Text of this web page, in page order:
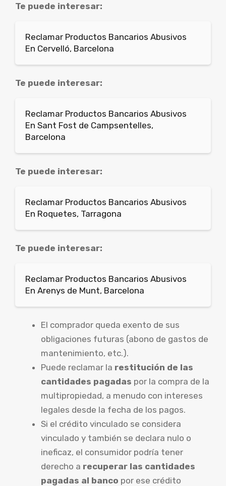
Te puede interesar:
Reclamar Productos Bancarios Abusivos
En Cervelló, Barcelona
Te puede interesar:
Reclamar Productos Bancarios Abusivos
En Sant Fost de Campsentelles,
Barcelona
Te puede interesar:
Reclamar Productos Bancarios Abusivos
En Roquetes, Tarragona
Te puede interesar:
Reclamar Productos Bancarios Abusivos
En Arenys de Munt, Barcelona
El comprador queda exento de sus
obligaciones futuras (abono de gastos de
mantenimiento, etc.).
Puede reclamar la restitución de las
cantidades pagadas por la compra de la
multipropiedad, a menudo con intereses
legales desde la fecha de los pagos.
Si el crédito vinculado se considera
vinculado y también se declara nulo o
ineficaz, el consumidor podría tener
derecho a recuperar las cantidades
pagadas al banco por ese crédito